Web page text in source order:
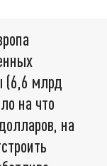
(6,6 млрд
на что
на